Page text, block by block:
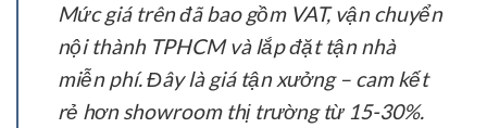
Mức giá trên đã bao gồm VAT, vận chuyển
nội thành TPHCM và lắp đặt tận nhà
miễn phí. Đây là giá tận xưởng – cam kết
rẻ hơn showroom thị trường từ 15-30%.